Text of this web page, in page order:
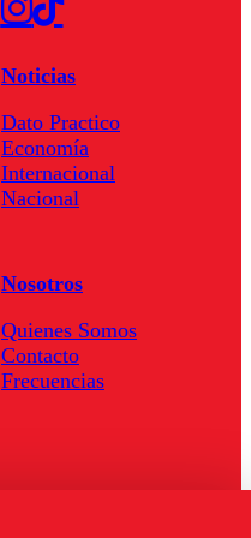
Noticias
Dato Practico
Economía
Internacional
Nacional
Nosotros
Quienes Somos
Contacto
Frecuencias